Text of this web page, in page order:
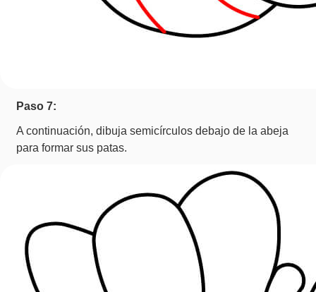
Paso 7:
A continuación, dibuja semicírculos debajo de la abeja
para formar sus patas.